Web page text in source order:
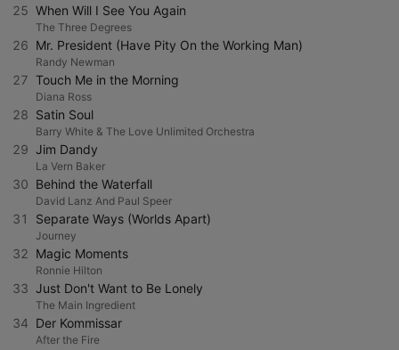
25 When Will I See You Again
The Three Degrees
26 Mr. President (Have Pity On the Working Man)
Randy Newman
27 Touch Me in the Morning
Diana Ross
28 Satin Soul
Barry White & The Love Unlimited Orchestra
29 Jim Dandy
La Vern Baker
30 Behind the Waterfall
David Lanz And Paul Speer
31 Separate Ways (Worlds Apart)
Journey
32 Magic Moments
Ronnie Hilton
33 Just Don't Want to Be Lonely
The Main Ingredient
34 Der Kommissar
After the Fire